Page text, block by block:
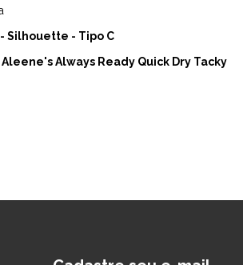
Silhouette - Tipo C
Always Ready Quick Dry Tacky